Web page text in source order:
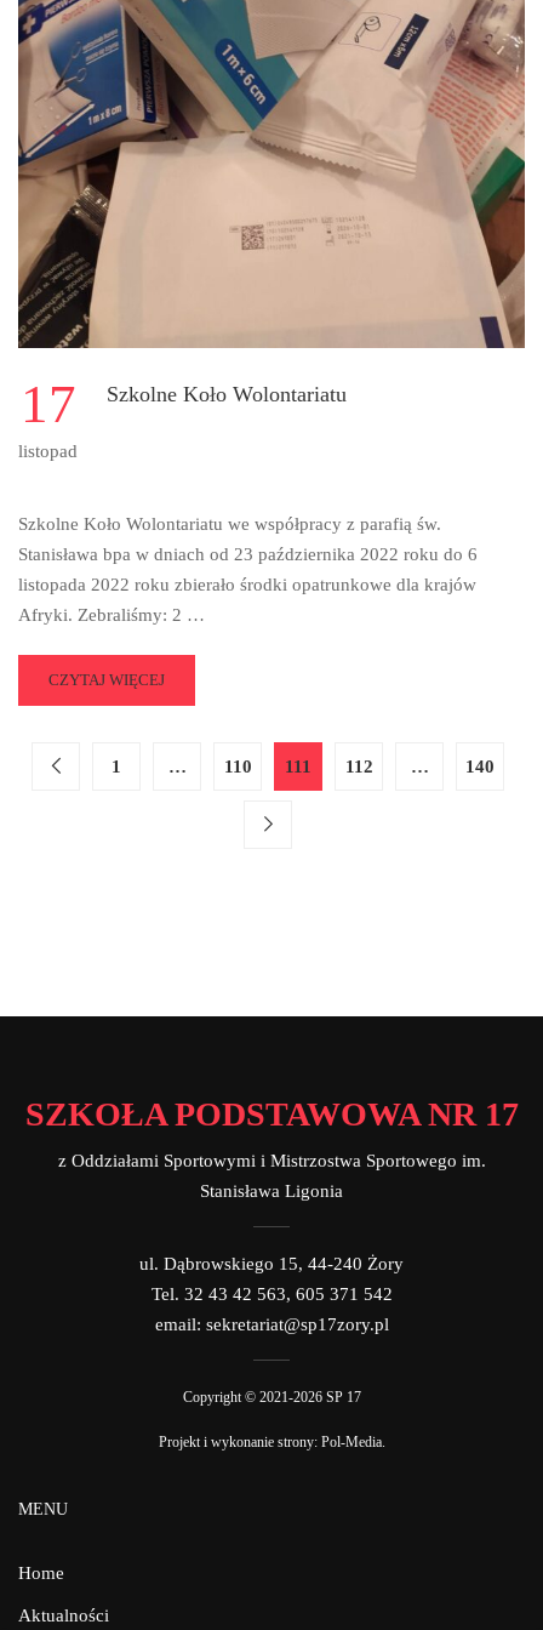
17
listopad
Szkolne Koło Wolontariatu
Szkolne Koło Wolontariatu we współpracy z parafią św.
Stanisława bpa w dniach od 23 października 2022 roku do 6
listopada 2022 roku zbierało środki opatrunkowe dla krajów
Afryki. Zebraliśmy: 2 …
READ
MORE
KOŁO
CZYTAJ WIĘCEJ
1 … 110 111 112 … 140
SZKOŁA PODSTAWOWA NR 17
z Oddziałami Sportowymi i Mistrzostwa Sportowego im.
Stanisława Ligonia
ul. Dąbrowskiego 15, 44-240 Żory
Tel. 32 43 42 563, 605 371 542
email: sekretariat@sp17zory.pl
Copyright © 2021-2026 SP 17
Projekt i wykonanie strony: Pol-Media.
MENU
Home
Aktualności